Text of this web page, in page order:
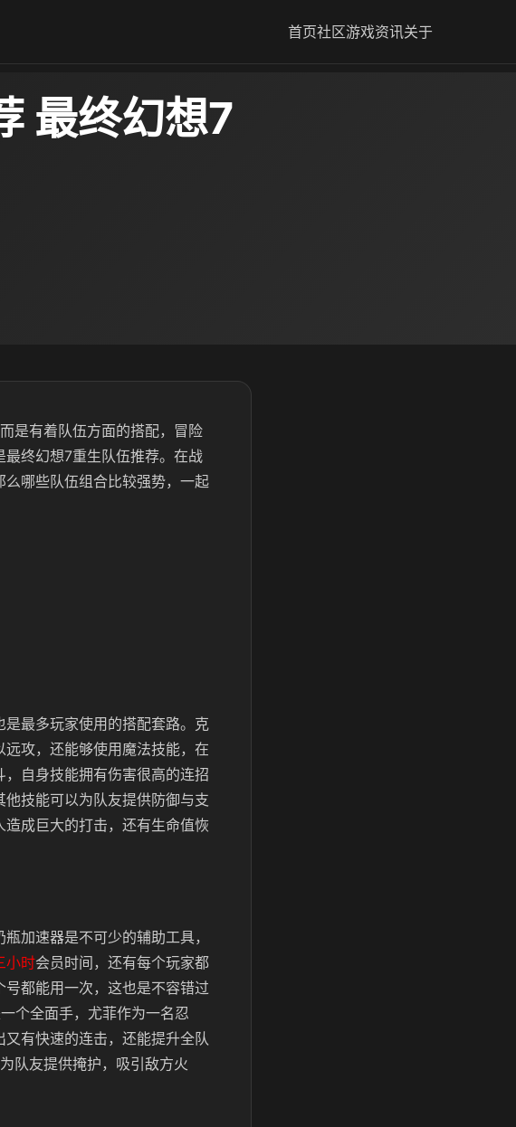
首页社区游戏资讯关于
最终幻想7
是有着队伍方面的搭配，冒险
终幻想7重生队伍推荐。在战
哪些队伍组合比较强势，一起
最多玩家使用的搭配套路。克
攻，还能够使用魔法技能，在
自身技能拥有伤害很高的连招
技能可以为队友提供防御与支
成巨大的打击，还有生命值恢
加速器是不可少的辅助工具，
小时会员时间，还有每个玩家都
号都能用一次，这也是不容错过
个全面手，尤菲作为一名忍
有快速的连击，还能提升全队
队友提供掩护，吸引敌方火